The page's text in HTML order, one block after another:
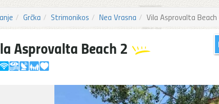
Grčka Strimonikos Nea Vrasna Vila Asprovalta Beach
Asprovalta Beach 2